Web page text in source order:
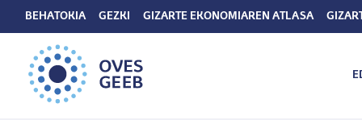
BEHATOKIA GEZKI GIZARTE EKONOMIAREN ATLASA